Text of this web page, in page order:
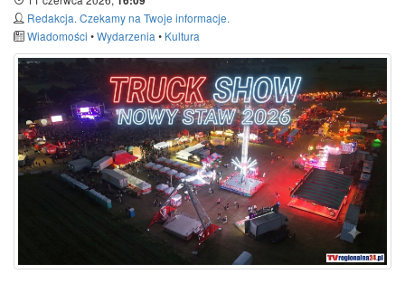
Redakcja. Czekamy na Twoje informacje.
Wiadomości •Wydarzenia • Kultura